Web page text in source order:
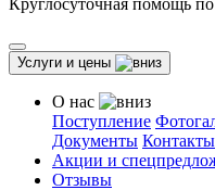
Круглосуточная помощь
Услуги и цены
О нас
Поступление
Документы Контакты
Акции и
Отзывы